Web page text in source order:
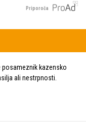
Priporoča
posameznik kazensko
ali nestrpnosti.